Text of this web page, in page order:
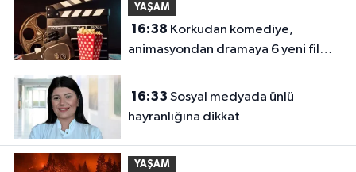
YAŞAM
16:38
animasyondan dramaya 6 yeni film
vizyonda
16:33
hayranlığına dikkat
YAŞAM